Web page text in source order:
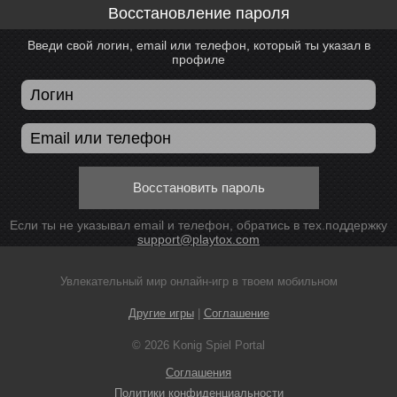
Восстановление пароля
Введи свой логин, email или телефон, который ты указал в
профиле
Восстановить пароль
Если ты не указывал email и телефон, обратись в тех.поддержку
support@playtox.com
Увлекательный мир онлайн-игр в твоем мобильном
Другие игры| Соглашение
© 2026 Konig Spiel Portal
Соглашения
Политики конфиденциальности